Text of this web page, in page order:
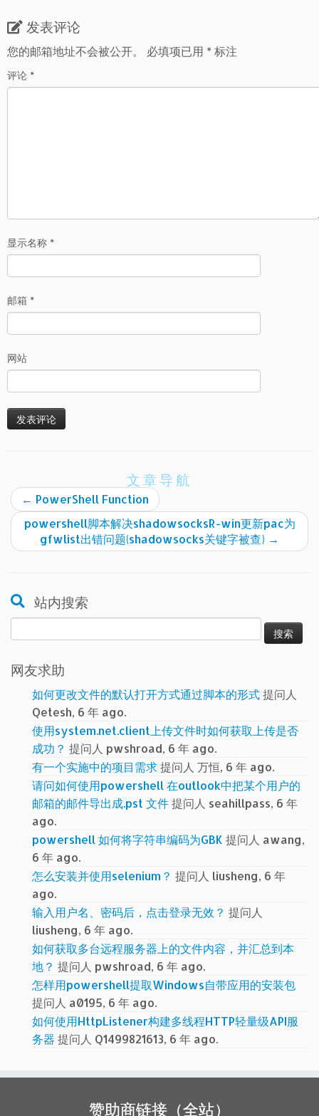
发表评论
您的邮箱地址不会被公开。
必填项已用 *标注
评论 *
显示名称 *
邮箱 *
网站
文章导航
← PowerShell Function
powershell脚本解决shadowsocksR-win更新pac为
gfwlist出错问题(shadowsocks关键字被查) →
站内搜索
索：
网友求助
如何更改文件的默认打开方式通过脚本的形式提问人
Qetesh, 6 年 ago.
使用system.net.client上传文件时如何获取上传是否
成功？ 提问人 pwshroad, 6 年 ago.
有一个实施中的项目需求提问人 万恒, 6 年 ago.
请问如何使用powershell 在outlook中把某个用户的
邮箱的邮件导出成.pst 文件提问人 seahillpass, 6 年
ago.
powershell 如何将字符串编码为GBK 提问人 awang,
6 年 ago.
怎么安装并使用selenium？ 提问人 liusheng, 6 年
ago.
输入用户名、密码后，点击登录无效？ 提问人
liusheng, 6 年 ago.
如何获取多台远程服务器上的文件内容，并汇总到本
地？ 提问人 pwshroad, 6 年 ago.
怎样用powershell提取Windows自带应用的安装包
提问人 a0195, 6 年 ago.
如何使用HttpListener构建多线程HTTP轻量级API服
务器 提问人 Q1499821613, 6 年 ago.
赞助商链接（全站）